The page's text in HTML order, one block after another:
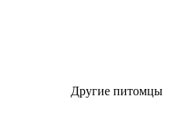
Другие питомцы